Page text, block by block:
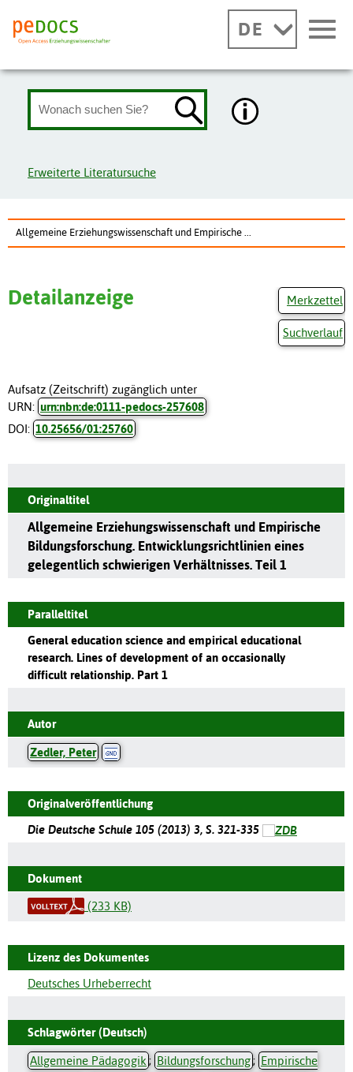
DE
Erweiterte Literatursuche
Allgemeine Erziehungswissenschaft und Empirische ...
Merkzettel
Suchverlauf
Detailanzeige
Aufsatz (Zeitschrift) zugänglich unter
URN: urn:nbn:de:0111-pedocs-257608
DOI: 10.25656/01:25760
Originaltitel
Allgemeine Erziehungswissenschaft und Empirische
Bildungsforschung. Entwicklungsrichtlinien eines
gelegentlich schwierigen Verhältnisses. Teil 1
Paralleltitel
General education science and empirical educational
research. Lines of development of an occasionally
difficult relationship. Part 1
Autor
Zedler, Peter
Originalveröffentlichung
Die Deutsche Schule 105 (2013) 3, S. 321-335
Dokument
(233 KB)
Lizenz des Dokumentes
Deutsches Urheberrecht
Schlagwörter (Deutsch)
Allgemeine Pädagogik ; Bildungsforschung; Empirische